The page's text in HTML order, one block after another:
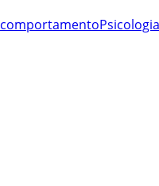
comportamentoPsicologia